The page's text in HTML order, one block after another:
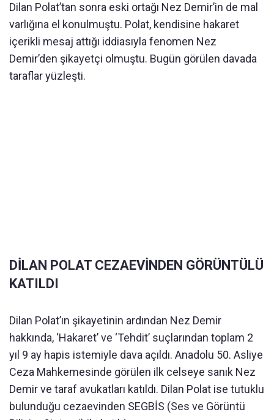
Dilan Polat’tan sonra eski ortağı Nez Demir’in de mal
varlığına el konulmuştu. Polat, kendisine hakaret
içerikli mesaj attığı iddiasıyla fenomen Nez
Demir’den şikayetçi olmuştu. Bugün görülen davada
taraflar yüzleşti.
DİLAN POLAT CEZAEVİNDEN GÖRÜNTÜLÜ
KATILDI
Dilan Polat’ın şikayetinin ardından Nez Demir
hakkında, ‘Hakaret’ ve ‘Tehdit’ suçlarından toplam 2
yıl 9 ay hapis istemiyle dava açıldı. Anadolu 50. Asliye
Ceza Mahkemesinde görülen ilk celseye sanık Nez
Demir ve taraf avukatları katıldı. Dilan Polat ise tutuklu
bulunduğu cezaevinden SEGBİS (Ses ve Görüntü